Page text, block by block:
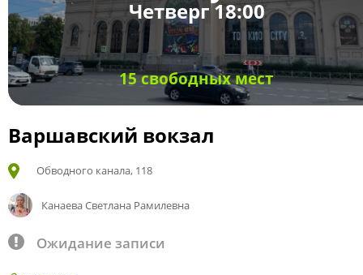
Четверг 18:00
15 свободных мест
Варшавский вокзал
Обводного канала, 118
Канаева Светлана Рамилевна
Ожидание записи